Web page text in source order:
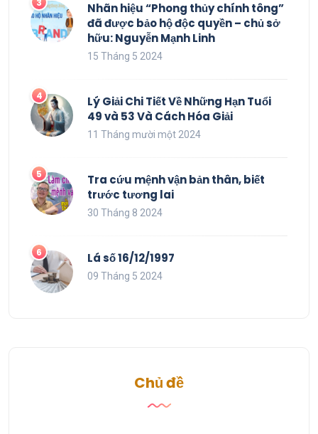
Nhãn hiệu “Phong thủy chính tông”
đã được bảo hộ độc quyền – chủ sở
hữu: Nguyễn Mạnh Linh
15 Tháng 5 2024
Lý Giải Chi Tiết Về Những Hạn Tuổi
49 và 53 Và Cách Hóa Giải
11 Tháng mười một 2024
Tra cứu mệnh vận bản thân, biết
trước tương lai
30 Tháng 8 2024
Lá số 16/12/1997
09 Tháng 5 2024
Chủ đề